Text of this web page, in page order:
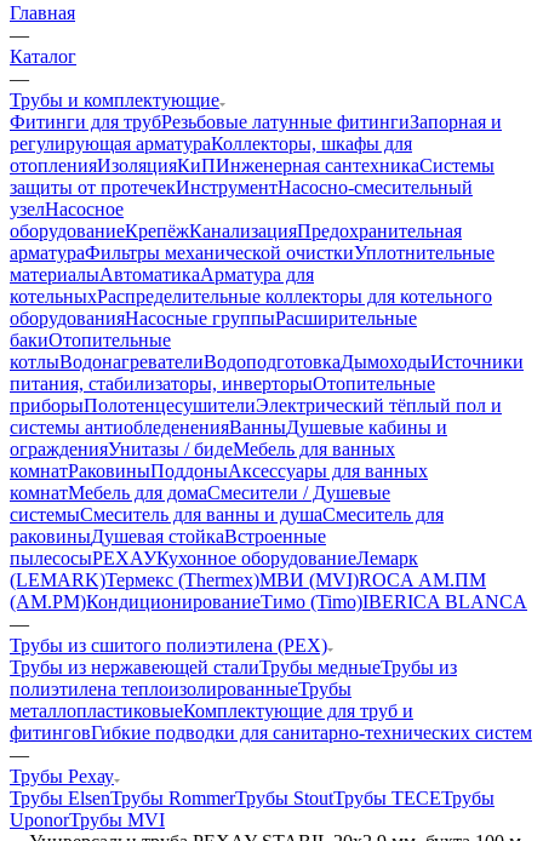
Главная
—
Каталог
—
Трубы и комплектующие
Фитинги для трубРезьбовые латунные фитингиЗапорная и
регулирующая арматураКоллекторы, шкафы для
отопленияИзоляцияКиПИнженерная сантехникаСистемы
защиты от протечекИнструментНасосно-смесительный
узелНасосное
оборудованиеКрепёжКанализацияПредохранительная
арматураФильтры механической очисткиУплотнительные
материалыАвтоматикаАрматура для
котельныхРаспределительные коллекторы для котельного
оборудованияНасосные группыРасширительные
бакиОтопительные
котлыВодонагревателиВодоподготовкаДымоходыИсточники
питания, стабилизаторы, инверторыОтопительные
приборыПолотенцесушителиЭлектрический тёплый пол и
системы антиобледененияВанныДушевые кабины и
огражденияУнитазы / бидеМебель для ванных
комнатРаковиныПоддоныАксессуары для ванных
комнатМебель для домаСмесители / Душевые
системыСмеситель для ванны и душаСмеситель для
раковиныДушевая стойкаВстроенные
пылесосыРЕХАУКухонное оборудованиеЛемарк
(LEMARK)Термекс (Thermex)МВИ (MVI)ROCA АМ.ПМ
(AM.PM)КондиционированиеТимо (Timo)IBERICA BLANCA
—
Трубы из сшитого полиэтилена (PEX)
Трубы из нержавеющей сталиТрубы медныеТрубы из
полиэтилена теплоизолированныеТрубы
металлопластиковыеКомплектующие для труб и
фитинговГибкие подводки для санитарно-технических систем
—
Трубы Рехау
Трубы ElsenТрубы RommerТрубы StoutТрубы TECEТрубы
UponorТрубы MVI